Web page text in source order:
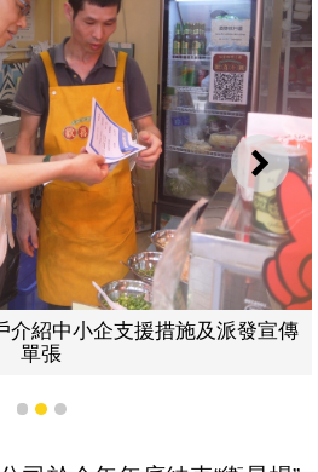
下一
介紹中小企支援措施及派發宣傳
單張
1 2 3